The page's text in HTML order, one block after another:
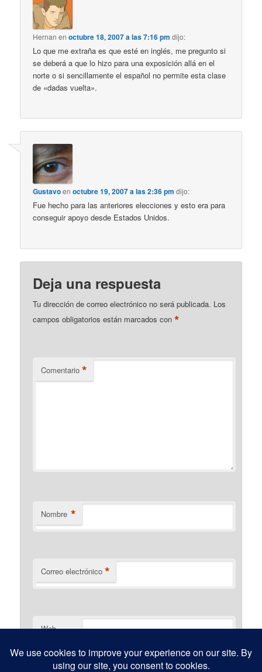
Hernan enoctubre 18, 2007 a las 7:16 pm dijo:
Lo que me extraña es que esté en inglés, me pregunto si
se deberá a que lo hizo para una exposición allá en el
norte o si sencillamente el español no permite esta clase
de «dadas vuelta».
Gustavoenoctubre 19, 2007 a las 2:36 pm dijo:
Fue hecho para las anteriores elecciones y esto era para
conseguir apoyo desde Estados Unidos.
Deja una respuesta
Tu dirección de correo electrónico no será publicada. Los
campos obligatorios están marcados con*
Comentario *
Nombre *
Correo electrónico *
Web